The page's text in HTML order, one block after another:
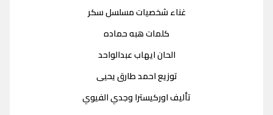
غناء شخصيات مسلسل سكر
كلمات هبه حماده
الحان ايهاب عبدالواحد
توزيع احمد طارق يحيى
تأليف اوركيسترا وجدي الفيوي